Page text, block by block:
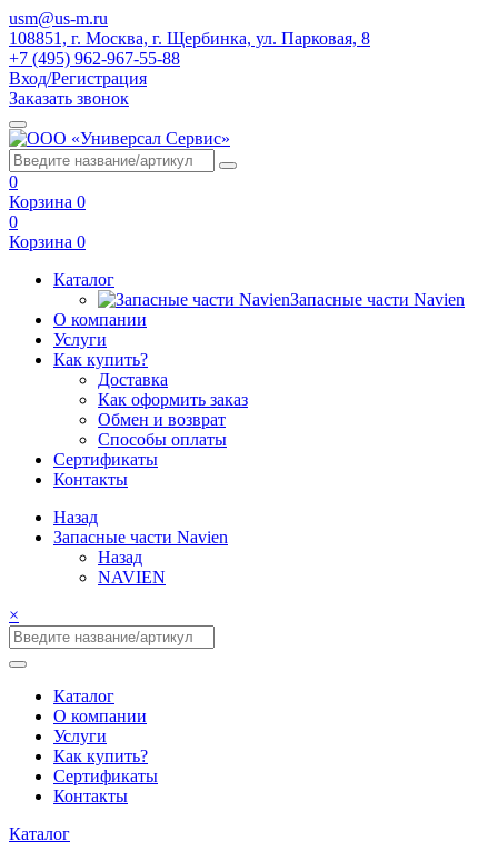
usm@us-m.ru
108851, г. Москва, г. Щербинка, ул. Парковая, 8
+7 (495) 962-967-55-88
Вход/Регистрация
Заказать звонок
0
Корзина 0
0
Корзина 0
Каталог
Запасные части Navien
О компании
Услуги
Как купить?
Доставка
Как оформить заказ
Обмен и возврат
Способы оплаты
Сертификаты
Контакты
Назад
Запасные части Navien
Назад
NAVIEN
×
Каталог
О компании
Услуги
Как купить?
Сертификаты
Контакты
Каталог